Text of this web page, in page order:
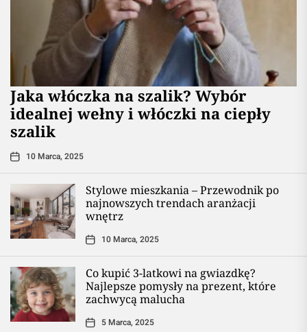
Jaka włóczka na szalik? Wybór
idealnej wełny i włóczki na ciepły
szalik
10 Marca, 2025
Stylowe mieszkania – Przewodnik po
najnowszych trendach aranżacji
wnętrz
10 Marca, 2025
Co kupić 3-latkowi na gwiazdkę?
Najlepsze pomysły na prezent, które
zachwycą malucha
5 Marca, 2025